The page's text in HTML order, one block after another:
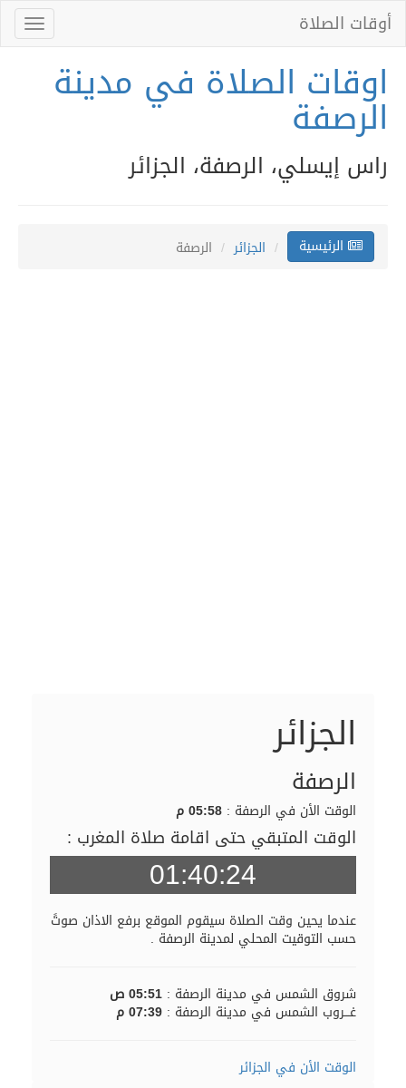
أوقات الصلاة
اوقات الصلاة في مدينة
الرصفة
راس إيسلي، الرصفة، الجزائر
الرئيسية الجزائر الرصفة
الجزائر
الرصفة
الوقت الأن في الرصفة : 05:58 م
الوقت المتبقي حتى اقامة صلاة المغرب :
01:40:23
عندما يحين وقت الصلاة سيقوم الموقع برفع الاذان صوتً
حسب التوقيت المحلي لمدينة الرصفة .
شروق الشمس في مدينة الرصفة : 05:51 ص
غـــروب الشمس في مدينة الرصفة : 07:39 م
الوقت الأن في الجزائر